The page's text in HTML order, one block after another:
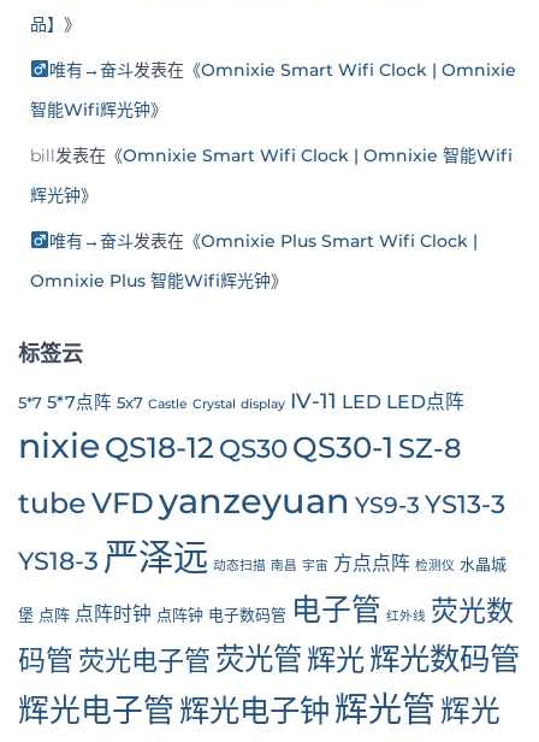
品】 》
唯有→奋斗发表在《Omnixie Smart Wifi Clock | Omnixie
智能Wifi辉光钟》
bill发表在《Omnixie Smart Wifi Clock | Omnixie 智能Wifi
辉光钟》
唯有→奋斗发表在《Omnixie Plus Smart Wifi Clock |
Omnixie Plus 智能Wifi辉光钟》
标签云
5*7 5*7点阵 5x7 Castle Crystal display IV-11 LED LED点阵
nixieQS18-12 QS30QS30-1 SZ-8
tubeVFDyanzeyuan YS9-3 YS13-3
YS18-3 严泽远 动态扫描 南昌 宇宙 方点点阵 检测仪 水晶城
堡 点阵 点阵时钟 点阵钟 电子数码管 电子管 红外线 荧光数
码管 荧光电子管 荧光管 辉光辉光数码管
辉光电子管辉光电子钟辉光管 辉光